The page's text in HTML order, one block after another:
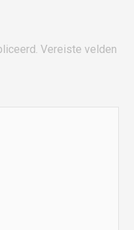
Vereiste velden